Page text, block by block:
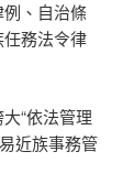
、自治條
務法令律
“依法管理
近族事務管